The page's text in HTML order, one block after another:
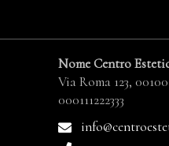
Nome Centro
Via Roma 123,
000111222333